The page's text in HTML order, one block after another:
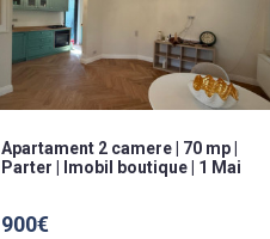
Apartament 2 camere | 70 mp |
Parter | Imobil boutique | 1 Mai
900€